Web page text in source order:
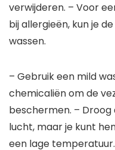
verwijderen. – Voor
bij allergieën, kun je
wassen.
– Gebruik een mild
chemicaliën om de
beschermen. –
lucht, maar je kunt
een lage